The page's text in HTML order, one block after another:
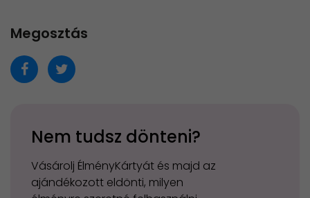
Megosztás
Nem tudsz dönteni?
Vásárolj ÉlményKártyát és majd az
ajándékozott eldönti, milyen